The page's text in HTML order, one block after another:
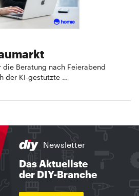
Beratung nach Feierabend
der KI-gestützte …
Newsletter
Das Aktuellste
der DIY-Branche